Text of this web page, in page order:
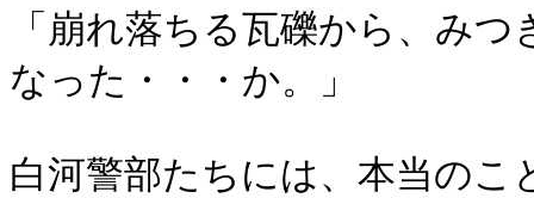
「崩れ落ちる瓦礫から、み
なった・・・か。」
白河警部たちには、本当の